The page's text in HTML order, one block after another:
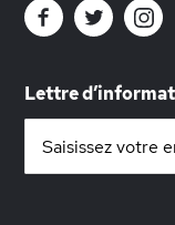
Lettre
notre